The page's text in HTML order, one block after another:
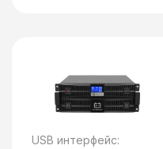
USB интерфейс: